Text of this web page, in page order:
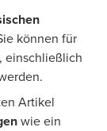
können für
einschließlich
Artikel
wie ein